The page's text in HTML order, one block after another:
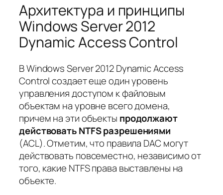
Архитектура и принципы
Windows Server 2012
Dynamic Access Control
В Windows Server 2012 Dynamic Access
Control создает еще один уровень
управления доступом к файловым
объектам на уровне всего домена,
причем на эти объекты продолжают
действовать NTFS разрешениями
(ACL). Отметим, что правила DAC могут
действовать повсеместно, независимо от
того, какие NTFS права выставлены на
объекте.